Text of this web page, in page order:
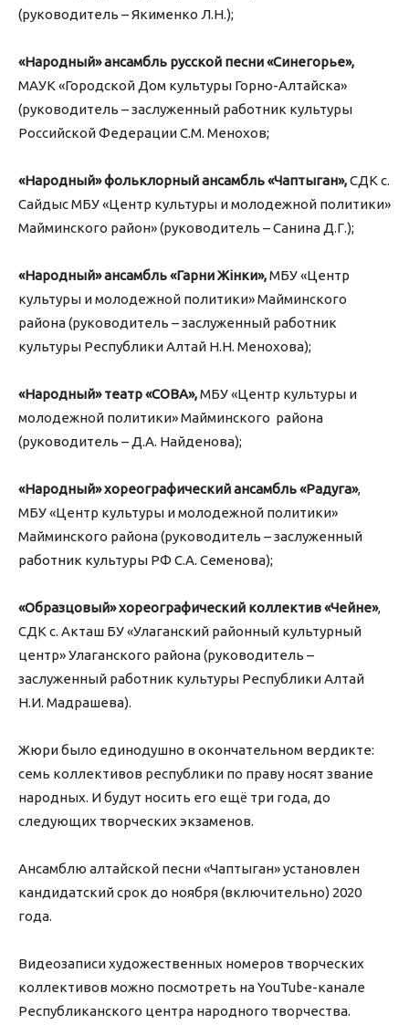
(руководитель – Якименко Л.Н.);
«Народный» ансамбль русской песни «Синегорье»,
МАУК «Городской Дом культуры Горно-Алтайска»
(руководитель – заслуженный работник культуры
Российской Федерации С.М. Менохов;
«Народный» фольклорный ансамбль «Чаптыган»,СДК с.
Сайдыс МБУ «Центр культуры и молодежной политики»
Майминского район» (руководитель – Санина Д.Г.);
«Народный» ансамбль «Гарни Жiнки»,МБУ «Центр
культуры и молодежной политики» Майминского
района (руководитель – заслуженный работник
культуры Республики Алтай Н.Н. Менохова);
«Народный» театр «СОВА»,МБУ «Центр культуры и
молодежной политики» Майминского района
(руководитель – Д.А. Найденова);
«Народный» хореографический ансамбль «Радуга»,
МБУ «Центр культуры и молодежной политики»
Майминского района (руководитель – заслуженный
работник культуры РФ С.А. Семенова);
«Образцовый» хореографический коллектив «Чейне»,
СДК с. Акташ БУ «Улаганский районный культурный
центр» Улаганского района (руководитель –
заслуженный работник культуры Республики Алтай
Н.И. Мадрашева).
Жюри было единодушно в окончательном вердикте:
семь коллективов республики по праву носят звание
народных. И будут носить его ещё три года, до
следующих творческих экзаменов.
Ансамблю алтайской песни «Чаптыган» установлен
кандидатский срок до ноября (включительно) 2020
года.
Видеозаписи художественных номеров творческих
коллективов можно посмотреть на YouTube-канале
Республиканского центра народного творчества.